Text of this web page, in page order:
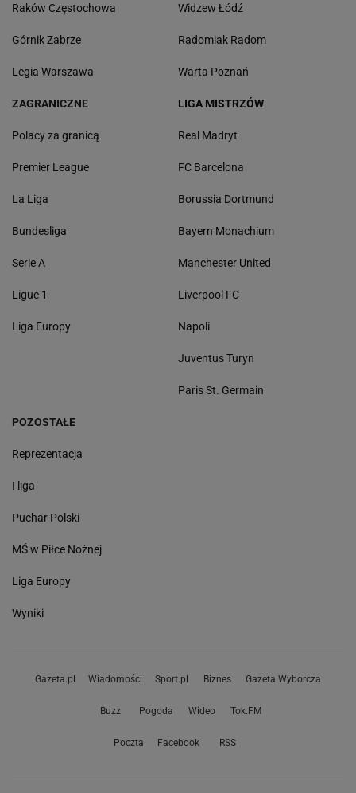
Raków Częstochowa
Górnik Zabrze
Legia Warszawa
Widzew Łódź
Radomiak Radom
Warta Poznań
ZAGRANICZNE
Polacy za granicą
Premier League
La Liga
Bundesliga
Serie A
Ligue 1
Liga Europy
LIGA MISTRZÓW
Real Madryt
FC Barcelona
Borussia Dortmund
Bayern Monachium
Manchester United
Liverpool FC
Napoli
Juventus Turyn
Paris St. Germain
POZOSTAŁE
Reprezentacja
I liga
Puchar Polski
MŚ w Piłce Nożnej
Liga Europy
Wyniki
Gazeta.pl Wiadomości Sport.pl Biznes Gazeta Wyborcza
Buzz Pogoda Wideo Tok.FM
Poczta Facebook RSS